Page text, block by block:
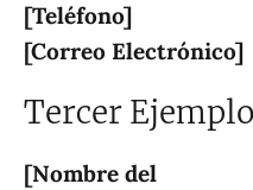
[Teléfono]
[Correo Electrónico]
Tercer Ejemplo
[Nombre del